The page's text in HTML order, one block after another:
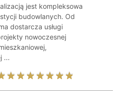
jest kompleksowa
budowlanych. Od
dostarcza usługi
nowoczesnej
...